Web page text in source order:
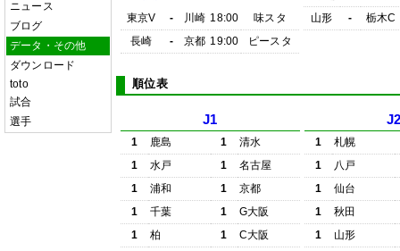
ニュース
ブログ
データ・その他
ダウンロード
toto
試合
選手
東京V
- 川崎 18:00
味スタ
長崎
- 京都 19:00 ピースタ
山形
- 栃木C
順位表
J1
1 鹿島 1
清水
1
水戸 1
名古屋
1
浦和 1
京都
1
千葉 1
G大阪
1
柏 1
C大阪
1
札幌
1
八戸
1
仙台
1
秋田
1
山形